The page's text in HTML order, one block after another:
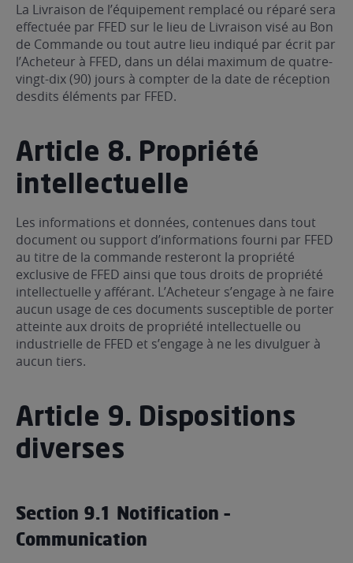
La Livraison de l’équipement remplacé ou réparé sera
effectuée par FFED sur le lieu de Livraison visé au Bon
de Commande ou tout autre lieu indiqué par écrit par
l’Acheteur à FFED, dans un délai maximum de quatre-
vingt-dix (90) jours à compter de la date de réception
desdits éléments par FFED.
Article 8. Propriété
intellectuelle
Les informations et données, contenues dans tout
document ou support d’informations fourni par FFED
au titre de la commande resteront la propriété
exclusive de FFED ainsi que tous droits de propriété
intellectuelle y afférant. L’Acheteur s’engage à ne faire
aucun usage de ces documents susceptible de porter
atteinte aux droits de propriété intellectuelle ou
industrielle de FFED et s’engage à ne les divulguer à
aucun tiers.
Article 9. Dispositions
diverses
Section 9.1 Notification –
Communication